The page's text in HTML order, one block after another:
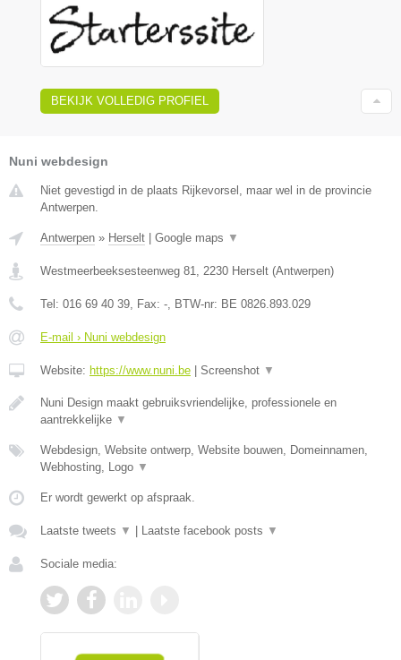
BEKIJK VOLLEDIG PROFIEL
Nuni webdesign
Niet gevestigd in de plaats Rijkevorsel, maar wel in de provincie
Antwerpen.
Antwerpen » Herselt Google maps ▼
Westmeerbeeksesteenweg 81, 2230 Herselt (Antwerpen)
Tel: 016 69 40 39, Fax: -, BTW-nr: BE 0826.893.029
E-mail › Nuni webdesign
Website: https://www.nuni.be Screenshot ▼
Nuni Design maakt gebruiksvriendelijke, professionele en
aantrekkelijke ▼
Webdesign, Website ontwerp, Website bouwen, Domeinnamen,
Webhosting, Logo ▼
Er wordt gewerkt op afspraak.
Laatste tweets ▼ Laatste facebook posts ▼
Sociale media: